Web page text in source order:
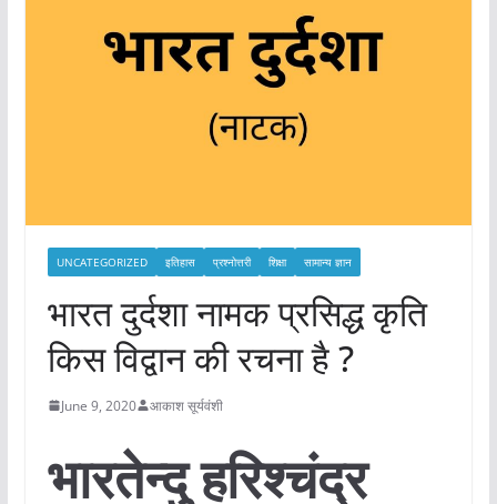
UNCATEGORIZED इतिहास प्रश्नोत्तरी शिक्षा सामान्य ज्ञान
भारत दुर्दशा नामक प्रसिद्ध कृति
किस विद्वान की रचना है ?
June 9, 2020 आकाश सूर्यवंशी
भारतेन्दु हरिश्चंद्र